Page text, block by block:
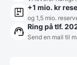
+1 mio. kr
og 1,5 mio.
Ring på tlf.
Send en mail til